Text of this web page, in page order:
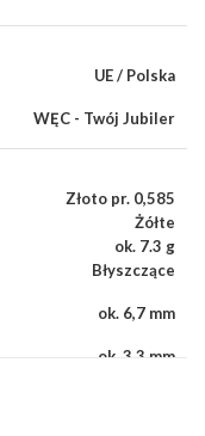
UE / Polska
WĘC - Twój Jubiler
Złoto pr. 0,585
Żółte
ok. 7.3 g
Błyszczące
ok. 6,7 mm
ok. 3,3 mm